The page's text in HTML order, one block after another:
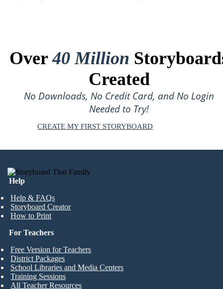
Over40 Million
Created
No Downloads, No Credit Card, and No Login
Needed to Try!
CREATE MY FIRST STORYBOARD
Help
Help & FAQs
Storyboard Creator
How to Print
For Teachers
Free Version for Teachers
District Packages
School Libraries and Media Centers
Training Sessions
All Teacher Resources